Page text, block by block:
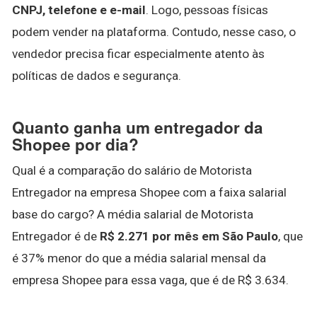
CNPJ, telefone e e-mail. Logo, pessoas físicas
podem vender na plataforma. Contudo, nesse caso, o
vendedor precisa ficar especialmente atento às
políticas de dados e segurança.
Quanto ganha um entregador da
Shopee por dia?
Qual é a comparação do salário de Motorista
Entregador na empresa Shopee com a faixa salarial
base do cargo? A média salarial de Motorista
Entregador é de R$ 2.271 por mês em São Paulo, que
é 37% menor do que a média salarial mensal da
empresa Shopee para essa vaga, que é de R$ 3.634.